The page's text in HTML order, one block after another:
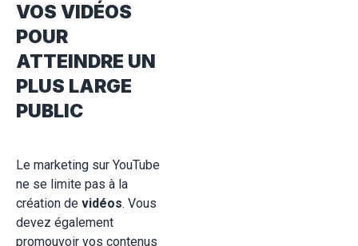
VOS VIDÉOS
POUR
ATTEINDRE UN
PLUS LARGE
PUBLIC
Le marketing sur YouTube
ne se limite pas à la
création de vidéos. Vous
devez également
promouvoir vos contenus